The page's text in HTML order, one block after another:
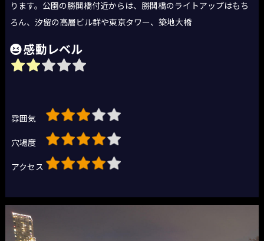
ります。公園の勝鬨橋付近からは、勝鬨橋のライトアップはもち
ろん、汐留の高層ビル群や東京タワー、築地大橋
感動レベル
雰囲気
穴場度
アクセス